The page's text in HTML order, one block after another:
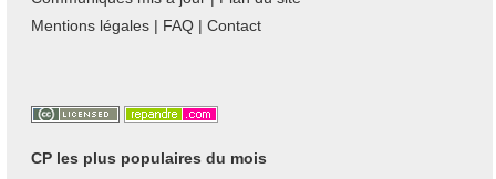
Mentions légales | FAQ | Contact
CP les plus populaires du mois